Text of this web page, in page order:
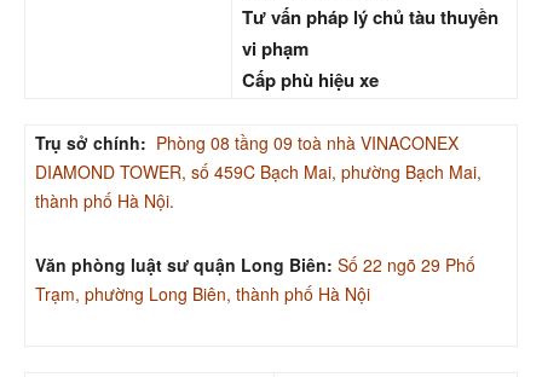
Tư vấn pháp lý chủ tàu thuyền
vi phạm
Cấp phù hiệu xe
Trụ sở chính: Phòng 08 tầng 09 toà nhà VINACONEX
DIAMOND TOWER, số 459C Bạch Mai, phường Bạch Mai,
thành phố Hà Nội.
Văn phòng luật sư quận Long Biên: Số 22 ngõ 29 Phố
Trạm, phường Long Biên, thành phố Hà Nội